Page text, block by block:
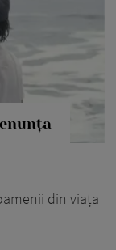
din viața